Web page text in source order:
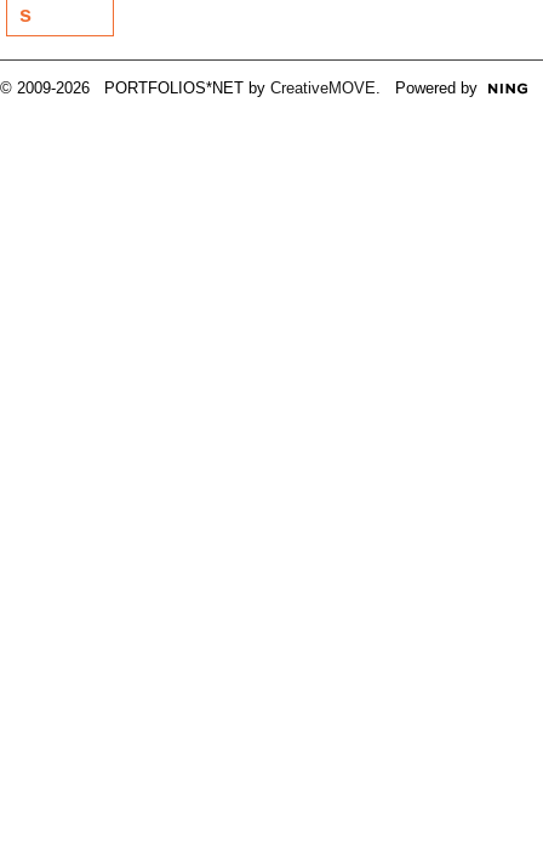
s
© 2009-2026 PORTFOLIOS*NET by CreativeMOVE . Powered by